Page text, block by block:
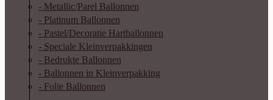
- Metallic/Parel Ballonnen
- Platinum Ballonnen
- Pastel/Decoratie Hartballonnen
- Speciale Kleinverpakkingen
- Bedrukte Ballonnen
- Ballonnen in Kleinverpakking
- Folie Ballonnen